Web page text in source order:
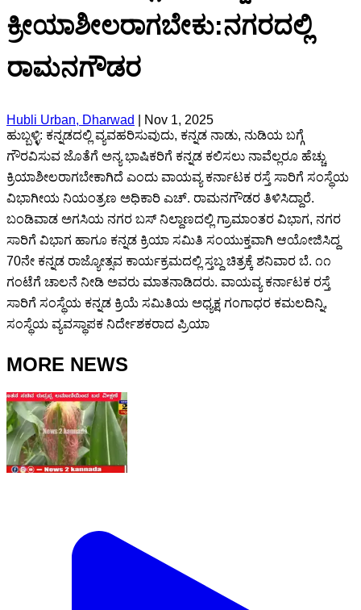
ಕ್ರೀಯಾಶೀಲರಾಗಬೇಕು:ನಗರದಲ್ಲಿ
ರಾಮನಗೌಡರ
Hubli Urban, Dharwad
Nov 1, 2025
ಹುಬ್ಬಳ್ಳಿ: ಕನ್ನಡದಲ್ಲಿ ವ್ಯವಹರಿಸುವುದು, ಕನ್ನಡ ನಾಡು, ನುಡಿಯ ಬಗ್ಗೆ
ಗೌರವಿಸುವ ಜೊತೆಗೆ ಅನ್ಯ ಭಾಷಿಕರಿಗೆ ಕನ್ನಡ ಕಲಿಸಲು ನಾವೆಲ್ಲರೂ ಹೆಚ್ಚು
ಕ್ರಿಯಾಶೀಲರಾಗಬೇಕಾಗಿದೆ ಎಂದು ವಾಯವ್ಯ ಕರ್ನಾಟಕ ರಸ್ತೆ ಸಾರಿಗೆ ಸಂಸ್ಥೆಯ
ವಿಭಾಗೀಯ ನಿಯಂತ್ರಣ ಅಧಿಕಾರಿ ಎಚ್. ರಾಮನಗೌಡರ ತಿಳಿಸಿದ್ದಾರೆ.
ಬಂಡಿವಾಡ ಅಗಸಿಯ ನಗರ ಬಸ್ ನಿಲ್ದಾಣದಲ್ಲಿ ಗ್ರಾಮಾಂತರ ವಿಭಾಗ, ನಗರ
ಸಾರಿಗೆ ವಿಭಾಗ ಹಾಗೂ ಕನ್ನಡ ಕ್ರಿಯಾ ಸಮಿತಿ ಸಂಯುಕ್ತವಾಗಿ ಆಯೋಜಿಸಿದ್ದ
70ನೇ ಕನ್ನಡ ರಾಜ್ಯೋತ್ಸವ ಕಾರ್ಯಕ್ರಮದಲ್ಲಿ ಸ್ತಬ್ದ ಚಿತ್ರಕ್ಕೆ ಶನಿವಾರ ಬೆ. ೧೧
ಗಂಟೆಗೆ ಚಾಲನೆ ನೀಡಿ ಅವರು ಮಾತನಾಡಿದರು. ವಾಯವ್ಯ ಕರ್ನಾಟಕ ರಸ್ತೆ
ಸಾರಿಗೆ ಸಂಸ್ಥೆಯ ಕನ್ನಡ ಕ್ರಿಯೆ ಸಮಿತಿಯ ಅಧ್ಯಕ್ಷ ಗಂಗಾಧರ ಕಮಲದಿನ್ನಿ,
ಸಂಸ್ಥೆಯ ವ್ಯವಸ್ಥಾಪಕ ನಿರ್ದೇಶಕರಾದ ಪ್ರಿಯಾ
MORE NEWS